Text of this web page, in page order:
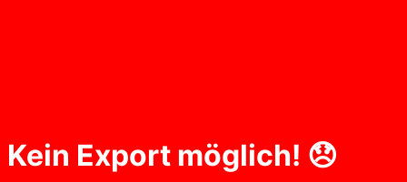
Kein Export möglich! 😞